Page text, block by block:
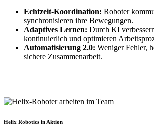
Echtzeit-Koordination: Roboter
synchronisieren ihre Bewegungen.
Adaptives Lernen: Durch KI
kontinuierlich und optimieren
Automatisierung 2.0: Weniger Fehler,
sichere Zusammenarbeit.
Helix Robotics in Aktion